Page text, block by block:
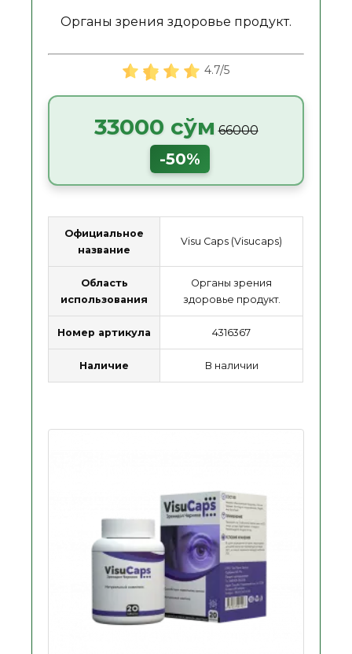
Органы зрения здоровье продукт.
4.7/5
33000 сўм 66000
-50%
Официальное
название
Visu Caps (Visucaps)
Область
использования
Органы зрения
здоровье продукт.
Номер артикула 4316367
Наличие В наличии